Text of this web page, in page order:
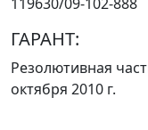
ГАРАНТ:
Резолютивная
октября 2010 г.